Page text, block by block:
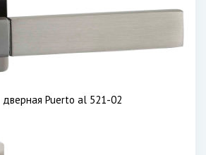
дверная Puerto al 521-02